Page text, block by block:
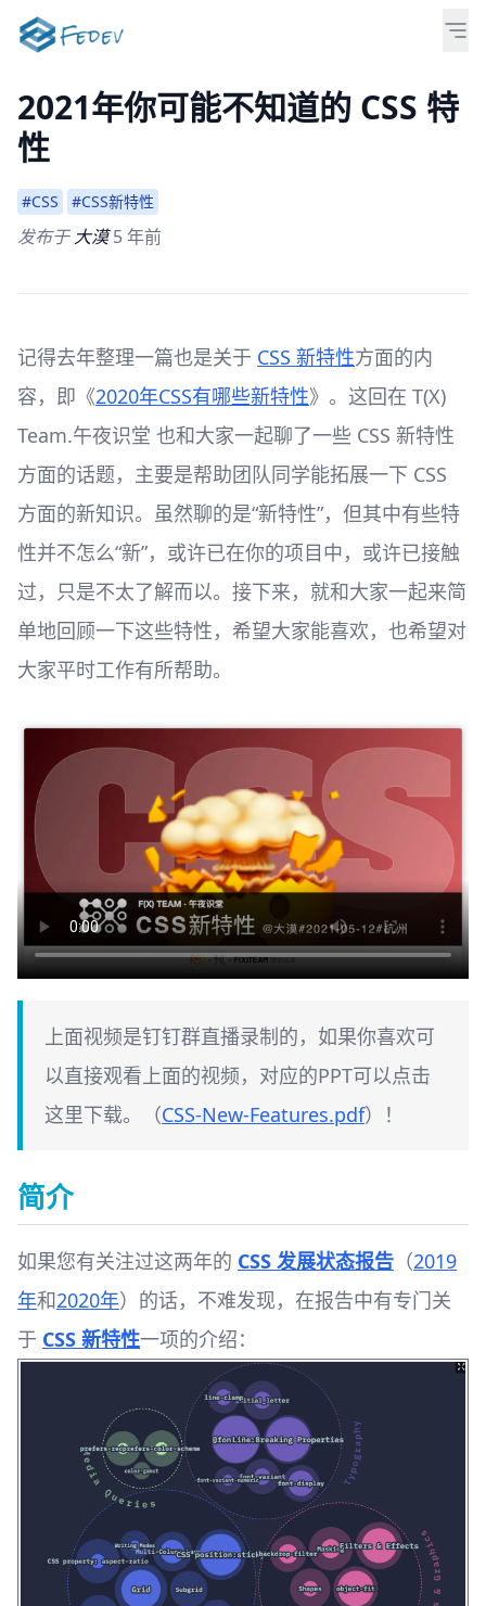
2021年你可能不知道的 CSS 特
性
#CSS #CSS新特性
发布于大漠5 年前
记得去年整理一篇也是关于 CSS 新特性方面的内
容，即《2020年CSS有哪些新特性》。这回在 T(X)
Team.午夜识堂 也和大家一起聊了一些 CSS 新特性
方面的话题，主要是帮助团队同学能拓展一下 CSS
方面的新知识。虽然聊的是“新特性”，但其中有些特
性并不怎么“新”，或许已在你的项目中，或许已接触
过，只是不太了解而以。接下来，就和大家一起来简
单地回顾一下这些特性，希望大家能喜欢，也希望对
大家平时工作有所帮助。
上面视频是钉钉群直播录制的，如果你喜欢可
以直接观看上面的视频，对应的PPT可以点击
这里下载。（CSS-New-Features.pdf）！
简介
如果您有关注过这两年的 CSS 发展状态报告 （2019
年和2020年）的话，不难发现，在报告中有专门关
于 CSS 新特性一项的介绍： ​